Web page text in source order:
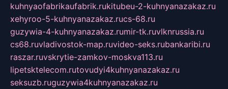
kuhnyaofabrikaufabrik.rukitubeu-2-kuhnyanazakaz.ru
xehyroo-5-kuhnyanazakaz.rucs-68.ru
guzywia-4-kuhnyanazakaz.rumir-tk.ruvlknrussia.ru
cs68.ruvladivostok-map.ruvideo-seks.rubankaribi.ru
raszar.ruvskrytie-zamkov-moskva113.ru
lipetsktelecom.rutovudyi4kuhnyanazakaz.ru
seksuzb.ruguzywia4kuhnyanazakaz.ru